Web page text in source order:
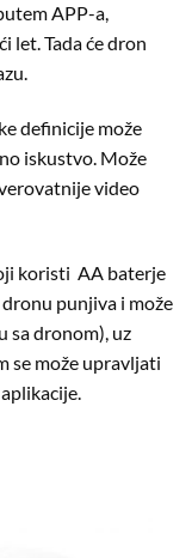
APP-a,
let. Tada će dron
definicije može
iskustvo. Može
video
koristi AA baterje
punjiva i može
sa dronom), uz
se može upravljati